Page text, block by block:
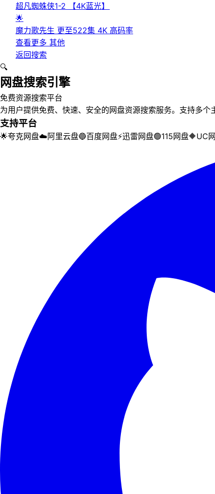
超凡蜘蛛侠1-2 【4K蓝光】
🌟
魔力歌先生 更至522集 4K 高码率
查看更多 其他
返回搜索
🔍
网盘搜索引擎
免费资源搜索平台
为用户提供免费、快速、安全的网盘资源搜索服务。支持多个
支持平台
🌟夸克网盘☁️阿里云盘🔵百度网盘⚡迅雷网盘🟢115网盘🔶UC